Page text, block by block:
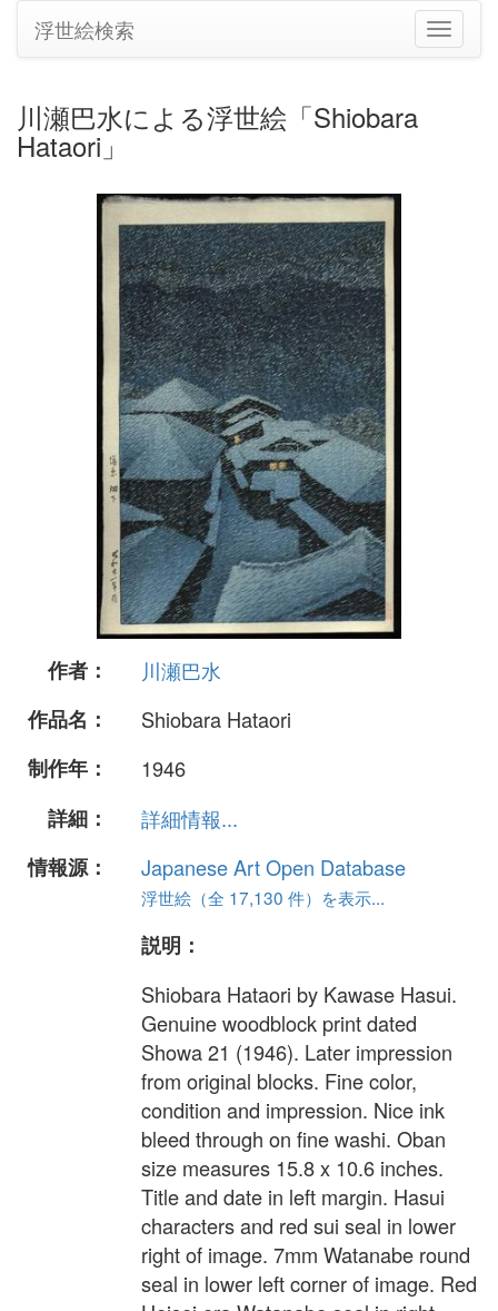
ナ
ビ
浮世絵検索
川瀬巴水による浮世絵「Shiobara
Hataori」
作者：
川瀬巴水
作品名：
Shiobara Hataori
制作年：
1946
詳細：
詳細情報...
情報源：
Japanese Art Open Database
浮世絵（全 17,130 件）を表示...
説明：
Shiobara Hataori by Kawase Hasui.
Genuine woodblock print dated
Showa 21 (1946). Later impression
from original blocks. Fine color,
condition and impression. Nice ink
bleed through on fine washi. Oban
size measures 15.8 x 10.6 inches.
Title and date in left margin. Hasui
characters and red sui seal in lower
right of image. 7mm Watanabe round
seal in lower left corner of image. Red